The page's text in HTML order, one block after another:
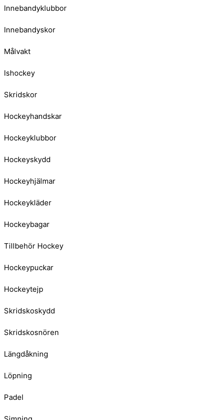
Innebandyklubbor
Innebandyskor
Målvakt
Ishockey
Skridskor
Hockeyhandskar
Hockeyklubbor
Hockeyskydd
Hockeyhjälmar
Hockeykläder
Hockeybagar
Tillbehör Hockey
Hockeypuckar
Hockeytejp
Skridskoskydd
Skridskosnören
Längdåkning
Löpning
Padel